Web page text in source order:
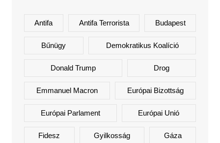
Antifa Antifa Terrorista Budapest
Bűnügy Demokratikus Koalíció
Donald Trump Drog
Emmanuel Macron Európai Bizottság
Európai Parlament Európai Unió
Fidesz Gyilkosság Gáza